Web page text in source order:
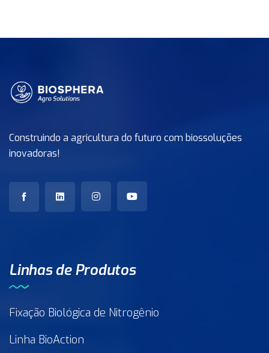
Construindo a agricultura do futuro com biossoluções
inovadoras!
Linhas de Produtos
Fixação Biológica de Nitrogênio
Linha BioAction